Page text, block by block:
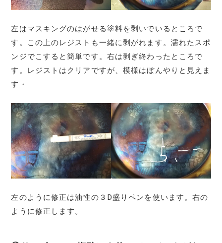
左はマスキングのはがせる塗料を剥いでいるところで
す。この上のレジストも一緒に剥がれます。濡れたスポ
ンジでこすると簡単です。右は剥ぎ終わったところで
す。レジストはクリアですが、模様はぼんやりと見えま
す・
左のように修正は油性の３D盛りペンを使います。右の
ように修正します。